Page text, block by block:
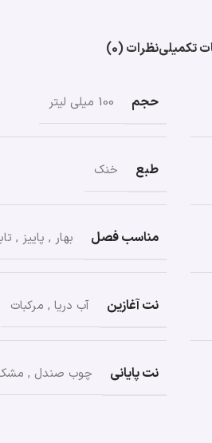
تکمیلینظرات (0)
حجم 100 میلی لیتر
طبع خنک
مناسب فصل بهار , پاییز ,
نت آغازین آب دریا , مرکبات
نت پایانی چوب صندل ,